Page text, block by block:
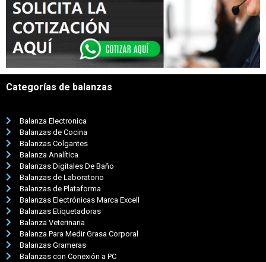
Categorías de balanzas
Balanza Electronica
Balanzas de Cocina
Balanzas Colgantes
Balanza Analítica
Balanzas Digitales De Baño
Balanzas de Laboratorio
Balanzas de Plataforma
Balanzas Electrónicas Marca Excell
Balanzas Etiquetadoras
Balanza Veterinaria
Balanza Para Medir Grasa Corporal
Balanzas Grameras
Balanzas con Conexión a PC